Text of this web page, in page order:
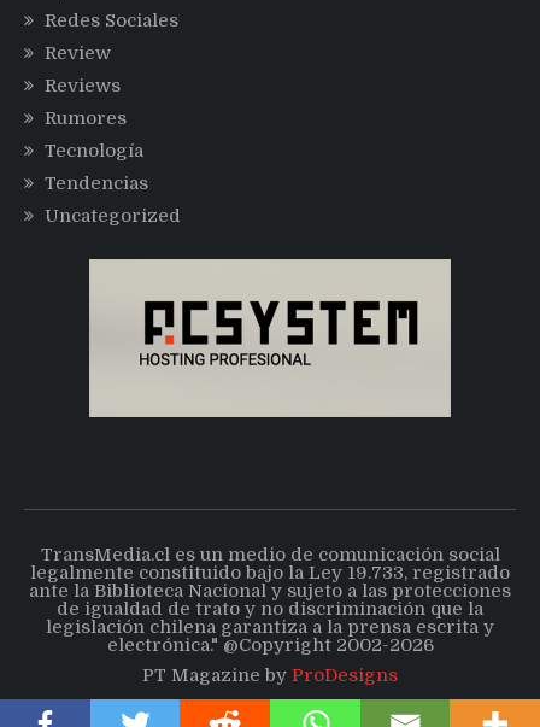
Redes Sociales
Review
Reviews
Rumores
Tecnología
Tendencias
Uncategorized
TransMedia.cl es un medio de comunicación social
legalmente constituido bajo la Ley 19.733, registrado
ante la Biblioteca Nacional y sujeto a las protecciones
de igualdad de trato y no discriminación que la
legislación chilena garantiza a la prensa escrita y
electrónica." @Copyright 2002-2026
PT Magazine by ProDesigns